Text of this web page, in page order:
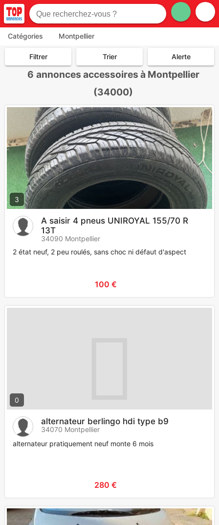
Catégories Montpellier
Filtrer Trier Alerte
6 annonces accessoires à Montpellier
(34000)
3
A saisir 4 pneus UNIROYAL 155/70 R
13T
34090 Montpellier
2 état neuf, 2 peu roulés, sans choc ni défaut d'aspect
100 €
0
alternateur berlingo hdi type b9
34070 Montpellier
alternateur pratiquement neuf monte 6 mois
280 €